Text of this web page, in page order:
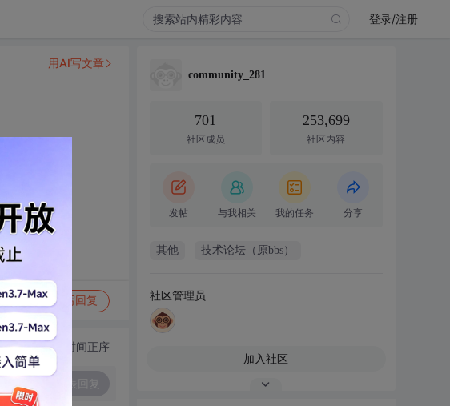
登录/注册
写回复
用AI写文章
切换为时间正序
community_281
701
社区成员
253,699
社区内容
发帖 与我相关 我的任务 分享
其他 技术论坛（原bbs）
社区管理员
加入社区